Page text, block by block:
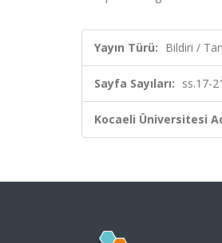
Yayın Türü: Bildiri /
Sayfa Sayıları: ss.17-21
Kocaeli Üniversitesi